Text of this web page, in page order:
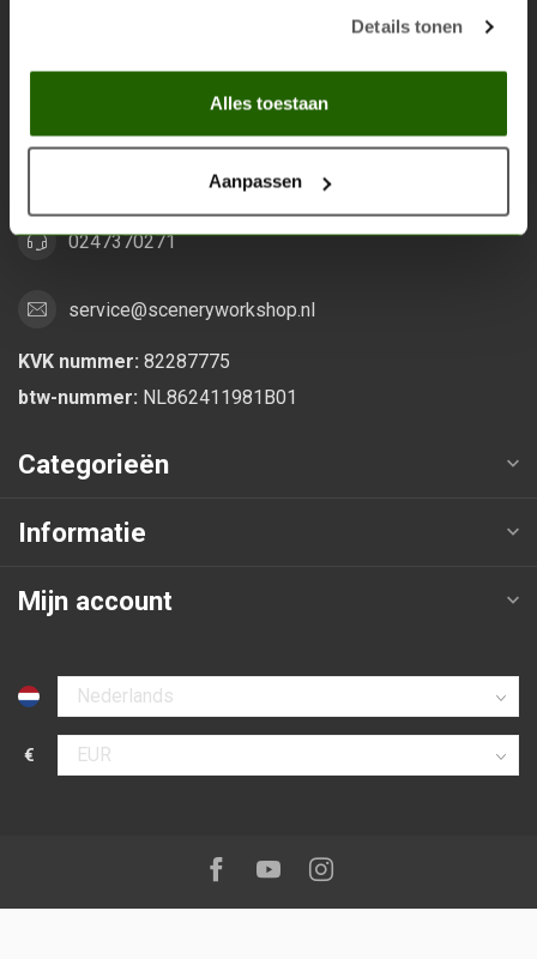
Details tonen
Alles toestaan
Aanpassen
Grootstalselaan 46
6533 KK Nijmegen
0247370271
service@sceneryworkshop.nl
KVK nummer: 82287775
btw-nummer: NL862411981B01
Categorieën
Informatie
Mijn account
Selecteer taal
€
Selecteer valuta
Volg ons op:Facebook
YoutubeInstagram